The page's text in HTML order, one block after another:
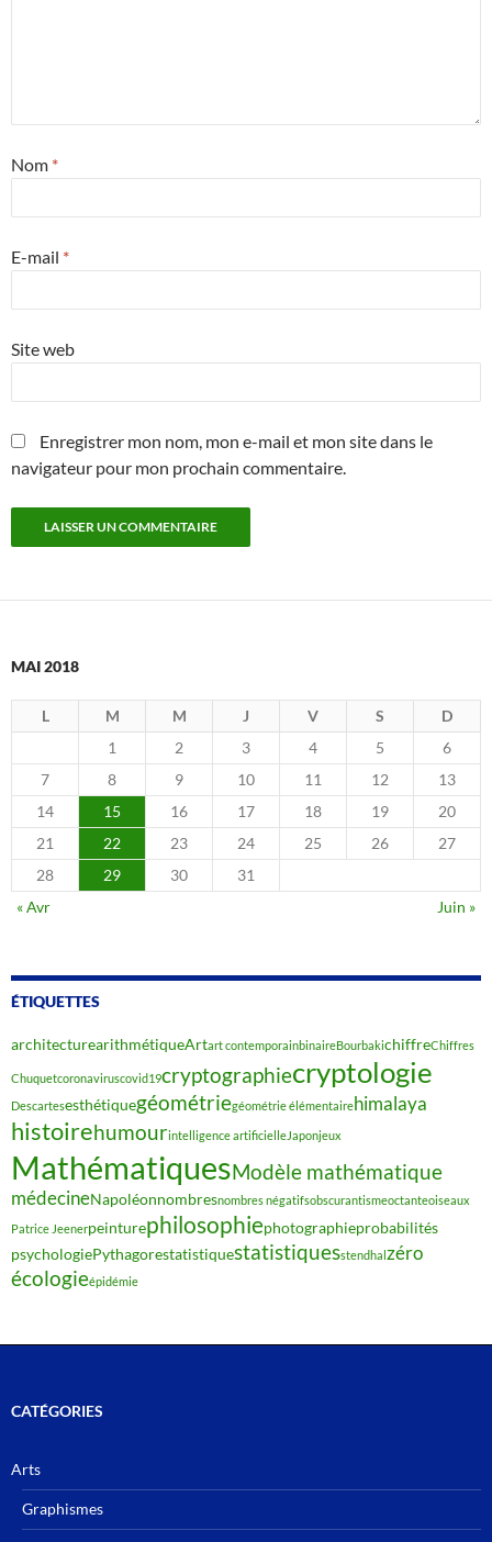
Nom *
E-mail *
Site web
Enregistrer mon nom, mon e-mail et mon site dans le
navigateur pour mon prochain commentaire.
MAI 2018
L M M J V S
D
1
2 3 4 5
6
7
8 9 10 11 12
13
14
15 16 17 18 19
20
21
22 23 24 25 26
27
28
29 30
31
« Avr
Juin »
ÉTIQUETTES
architecturearithmétiqueArtart contemporainbinaireBourbakichiffreChiffres
Chuquetcoronaviruscovid19cryptographiecryptologie
Descartesesthétiquegéométriegéométrie élémentairehimalaya
histoirehumourintelligence artificielleJaponjeux
MathématiquesModèle mathématique
médecineNapoléonnombresnombres négatifsobscurantismeoctanteoiseaux
Patrice Jeenerpeinturephilosophiephotographieprobabilités
psychologiePythagorestatistiquestatistiquesstendhalzéro
écologieépidémie
CATÉGORIES
Arts
Graphismes